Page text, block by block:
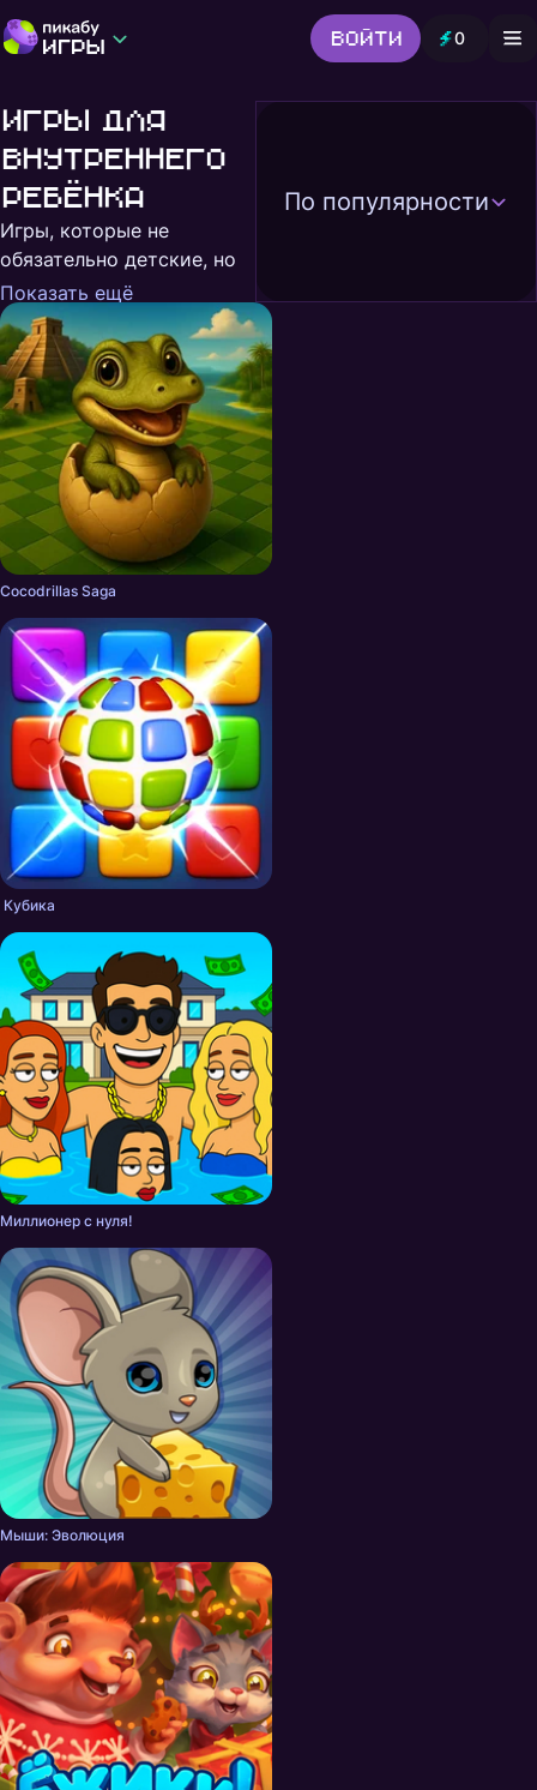
Войти 0
Выбор редакции
Шутер
Все жанры
Игры для
внутреннего
ребёнка
Игры, которые не
обязательно детские, но
дают чистую и простую
радость
Показать ещё
По популярности
Cocodrillas Saga
Кубика
Миллионер с нуля!
Мыши: Эволюция